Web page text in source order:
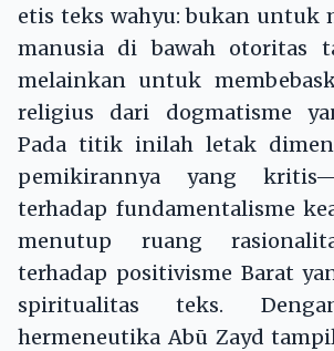
etis teks wahyu: bukan untuk
manusia di bawah otoritas
melainkan untuk
religius dari dogmatisme
Pada titik inilah letak
pemikirannya yang
terhadap fundamentalisme
menutup ruang
terhadap positivisme Barat
spiritualitas teks.
hermeneutika Abū Zayd